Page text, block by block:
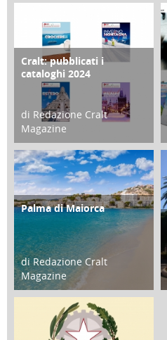
COPERTINA
Cralt: pubblicati i
cataloghi 2024
di Redazione Cralt
Magazine
21 Novembre 2023
ATTIVITÀ
Palma di Maiorca
di Redazione Cralt
Magazine
25 Giugno 2016